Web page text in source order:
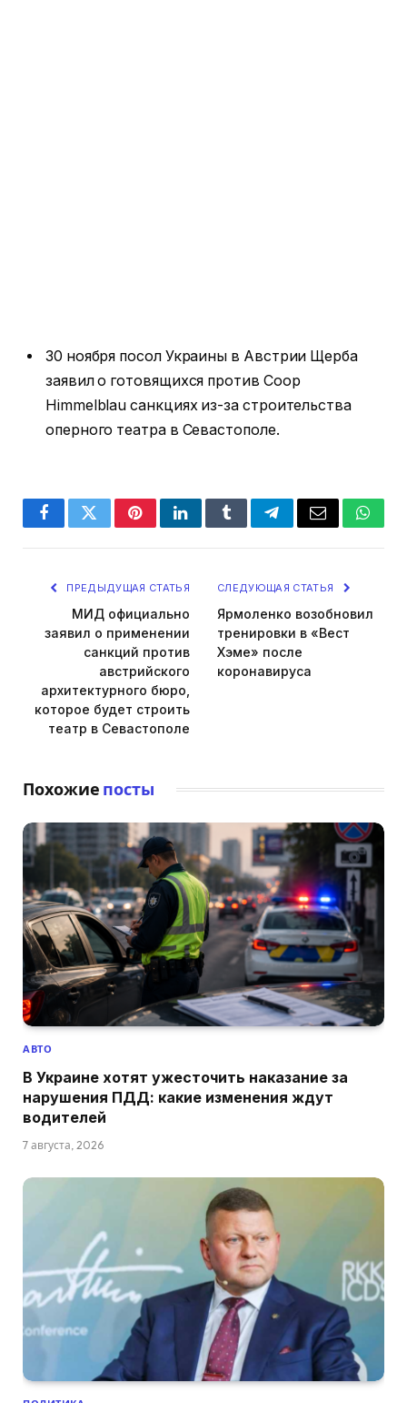
30 ноября посол Украины в Австрии Щерба
заявил о готовящихся против Coop
Himmelblau санкциях из-за строительства
оперного театра в Севастополе.
FacebookTwitterPinterestLinkedInTumblrTelegramEmail
ПРЕДЫДУЩАЯ СТАТЬЯ
МИД официально
заявил о применении
санкций против
австрийского
архитектурного бюро,
которое будет строить
театр в Севастополе
СЛЕДУЮЩАЯ СТАТЬЯ
Ярмоленко возобновил
тренировки в «Вест
Хэме» после
коронавируса
Похожие посты
АВТО
В Украине хотят ужесточить наказание за
нарушения ПДД: какие изменения ждут
водителей
7 августа, 2026